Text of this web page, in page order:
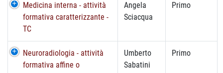
Medicina interna - attività
formativa caratterizzante -
TC
Angela
Sciacqua
Primo
Neuroradiologia - attività
formativa affine o
Umberto
Sabatini
Primo